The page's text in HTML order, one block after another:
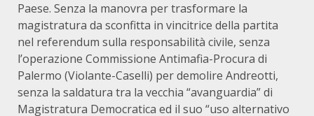
Paese. Senza la manovra per trasformare la
magistratura da sconfitta in vincitrice della partita
nel referendum sulla responsabilità civile, senza
l’operazione Commissione Antimafia-Procura di
Palermo (Violante-Caselli) per demolire Andreotti,
senza la saldatura tra la vecchia “avanguardia” di
Magistratura Democratica ed il suo “uso alternativo